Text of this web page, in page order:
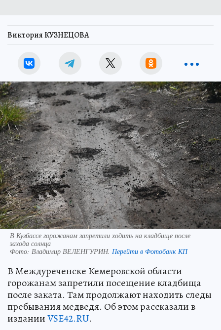
Виктория КУЗНЕЦОВА
В Кузбассе горожанам запретили ходить на кладбище после
захода солнца
Фото: Владимир ВЕЛЕНГУРИН. Перейти в Фотобанк КП
В Междуреченске Кемеровской области
горожанам запретили посещение кладбища
после заката. Там продолжают находить следы
пребывания медведя. Об этом рассказали в
изданииVSE42.RU.